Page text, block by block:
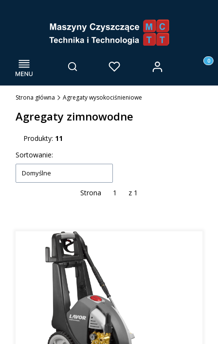
Menu Otwórz wyszukiwarkę
Szukaj Ulubione Zaloguj się
Strona główna Agregaty wysokociśnieniowe
Agregaty zimnowodne
Produkty: 11
Lista produktów
Sortowanie:
Domyślne
Strona z 1